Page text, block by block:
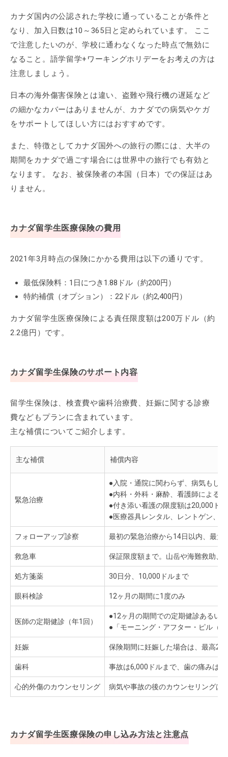
カナダ国内の公認された学校に通っていることが条件と
なり、加入日数は10～365日と定められています。 ここ
で注意したいのが、学校に通わなくなった時点で無効に
なること。語学留学+ワーキングホリデーをお考えの方は
注意しましょう。
日本の海外傷害保険とは違い、盗難や飛行機の遅延など
の細かなカバーはありませんが、カナダでの病気やケガ
をサポートしてほしい方にはおすすめです。
また、特徴としてカナダ国外への旅行の際には、大半の
期間をカナダで過ごす場合には世界中の旅行でも有効と
なります。 なお、被保険者の本国（日本）での保証はあ
りません。
カナダ留学生医療保険の費用
2021年3月時点の保険にかかる費用は以下の通りです。
最低保険料：1日につき1.88ドル（約200円）
特約補償（オプション）：22ドル（約2,400円）
カナダ留学生医療保険による責任限度額は200万ドル（約
2.2億円）です。
カナダ留学生保険のサポート内容
留学生保険は、検査費や歯科治療費、妊娠に関する診療
費などもプランに含まれています。
主な補償についてご紹介します。
主な補償 補償内容
緊急治療
●入院・通院に関わらず、病気もし
●内科・外科・麻酔、看護師による
●付き添い看護の限度額は20,000ドル
●医療器具レンタル、レントゲン、
フォローアップ診察 最初の緊急治療から14日以内、最大
救急車 保証限度額まで。山岳や海難救助、
処方箋薬 30日分、10,000ドルまで
眼科検診 12ヶ月の期間に1度のみ
医師の定期健診（年1回）
●12ヶ月の期間での定期健診あるい
●「モーニング・アフター・ピル（
妊娠 保険期間に妊娠した場合は、最高
歯科 事故は6,000ドルまで、歯の痛みは
心的外傷のカウンセリング 病気や事故の後のカウンセリングは
カナダ留学生医療保険の申し込み方法と注意点